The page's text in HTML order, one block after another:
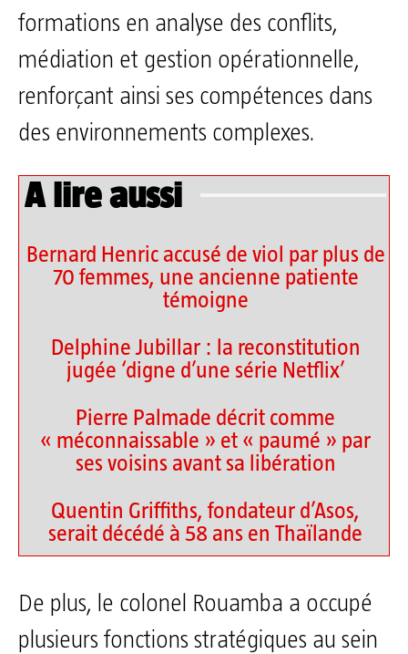
formations en analyse des conflits,
médiation et gestion opérationnelle,
renforçant ainsi ses compétences dans
des environnements complexes.
A lire aussi
Bernard Henric accusé de viol par plus de
70 femmes, une ancienne patiente
témoigne
Delphine Jubillar : la reconstitution
jugée ‘digne d’une série Netflix’
Pierre Palmade décrit comme
« méconnaissable » et « paumé » par
ses voisins avant sa libération
Quentin Griffiths, fondateur d’Asos,
serait décédé à 58 ans en Thaïlande
De plus, le colonel Rouamba a occupé
plusieurs fonctions stratégiques au sein